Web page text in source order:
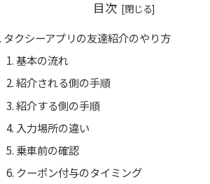
目次
タクシーアプリの友達紹介のやり方
基本の流れ
紹介される側の手順
紹介する側の手順
入力場所の違い
乗車前の確認
クーポン付与のタイミング